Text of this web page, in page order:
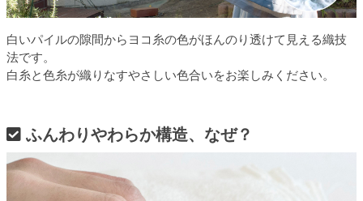
白いパイルの隙間からヨコ糸の色がほんのり透けて見える織技
法です。
白糸と色糸が織りなすやさしい色合いをお楽しみください。
ふんわりやわらか構造、なぜ？